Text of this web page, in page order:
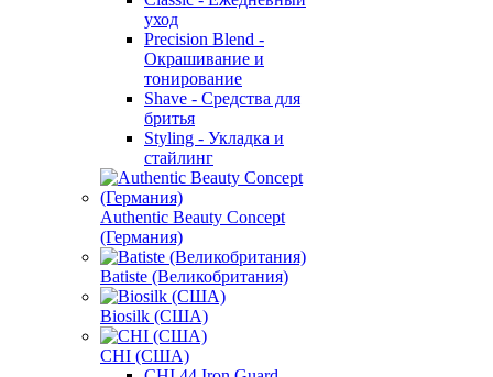
уход
Precision Blend -
Окрашивание и
тонирование
Shave - Средства для
бритья
Styling - Укладка и
стайлинг
Authentic Beauty Concept
(Германия)
Batiste (Великобритания)
Biosilk (США)
CHI (США)